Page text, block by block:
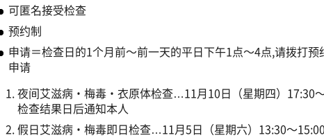
可匿名接受检查
预约制
申请＝检查日的1个月前～前一天的平日下午1点～4点,请拨打
申请
夜间艾滋病・梅毒・衣原体检查…11月10日（星期四）17:30
检查结果日后通知本人
假日艾滋病・梅毒即日检查…11月5日（星期六）13:30～